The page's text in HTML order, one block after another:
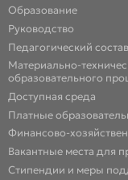
Образование
Руководство
Педагогический состав
Материально-
образовательного
Доступная среда
Платные
Финансово-
Вакантные места для
Стипендии и меры